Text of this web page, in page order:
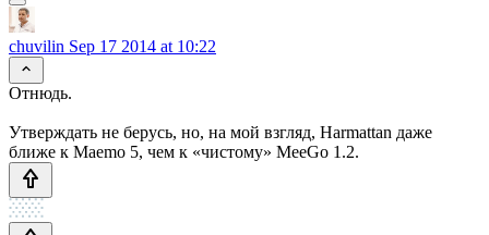
chuvilin Sep 17 2014 at 10:22
Отнюдь.
Утверждать не берусь, но, на мой взгляд, Harmattan даже
ближе к Maemo 5, чем к «чистому» MeeGo 1.2.